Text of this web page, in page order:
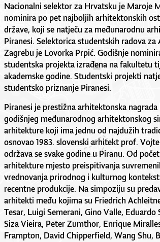
Nacionalni selektor za Hrvatsku je Maroje
nominira po pet najboljih arhitektonskih
države, koji se natječu za međunarodnu
Piranesi. Selektorica studentskih radova
Zagrebu je Lovorka Prpić. Godišnje
studentska projekta izrađena na fakultetu
akademske godine. Studentski projekti
studentsko priznanje Piranesi.
Piranesi je prestižna arhitektonska
godišnjeg međunarodnog arhitektonskog
arhitekture koji ima jednu od najdužih
osnovao 1983. slovenski arhitekt prof.
održava se svake godine u Piranu. Od
arhitekture mjesto preispitivanja
vrednovanja prirodnog i kulturnog
recentne produkcije. Na simpoziju su
arhitekti među kojima su Friedrich
Tesar, Luigi Semerani, Gino Valle,
Siza Vieira, Peter Zumthor, Enrique
Frampton, David Chipperfield, Wang Shu,